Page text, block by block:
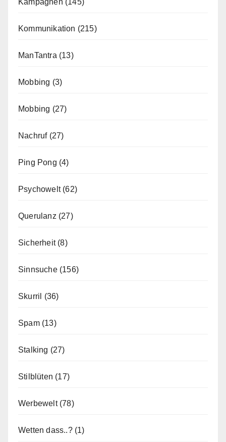
Kommunikation (215)
ManTantra (13)
Mobbing (3)
Mobbing (27)
Nachruf(27)
Ping Pong (4)
Psychowelt(62)
Querulanz (27)
Sicherheit(8)
Sinnsuche(156)
Skurril (36)
Spam(13)
Stalking (27)
Stilblüten (17)
Werbewelt(78)
Wetten dass..?(1)